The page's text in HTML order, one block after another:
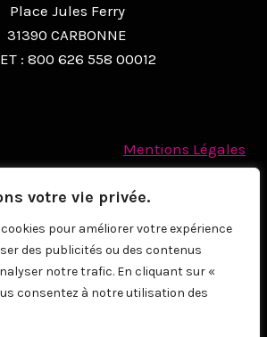
votre vie privée.
pour améliorer votre expérience
des publicités ou des contenus
notre trafic. En cliquant sur «
consentez à notre utilisation des
Place Jules Ferry
31390 CARBONNE
: 800 626 558 00012
Mentions Légales
Politique des cookies
Données à caractère personnel
© 2026